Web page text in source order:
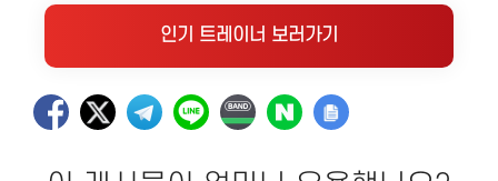
인기 트레이너 보러가기